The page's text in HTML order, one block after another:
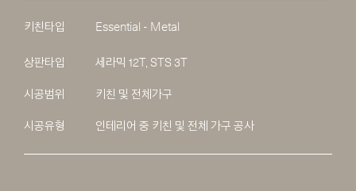
키친타입 Essential - Metal
상판타입 세라믹 12T, STS 3T
시공범위 키친 및 전체가구
시공유형 인테리어 중 키친 및 전체 가구 공사